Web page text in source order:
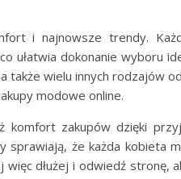
i najnowsze trendy.
ułatwia dokonanie wyboru
wielu innych rodzajów
modowe online.
zakupów dzięki
sprawiają, że każda kobieta
dłużej i odwiedź stronę,